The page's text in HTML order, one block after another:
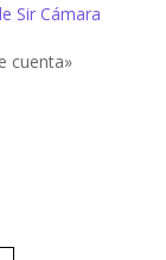
Sir Cámara
cuenta»